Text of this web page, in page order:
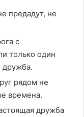
предадут, не
с
только один
дружба.
рядом не
времена.
дружба